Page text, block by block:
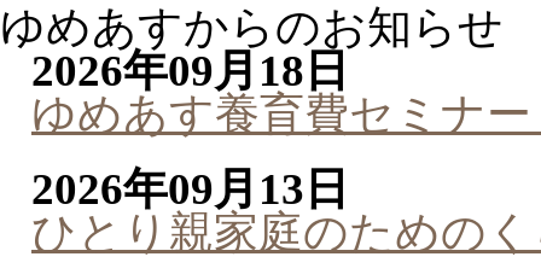
ゆめあすからのお知らせ
2026年09月18日
ゆめあす養育費セミナ
2026年09月13日
ひとり親家庭のための